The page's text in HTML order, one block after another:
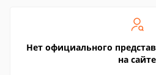
Нет официального
на сайте